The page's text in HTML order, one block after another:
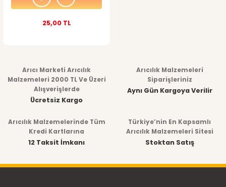
25,00 TL
Arıcı Marketi Arıcılık
Malzemeleri 2000 TL Ve Üzeri
Alışverişlerde
Ücretsiz Kargo
Arıcılık Malzemeleri
Siparişleriniz
Aynı Gün Kargoya Verilir
Arıcılık Malzemelerinde Tüm
Kredi Kartlarına
12 Taksit İmkanı
Türkiye’nin En Kapsamlı
Arıcılık Malzemeleri Sitesi
Stoktan Satış